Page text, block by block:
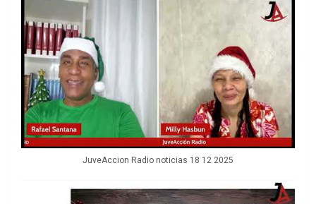
JuveAccion Radio noticias 18 12 2025